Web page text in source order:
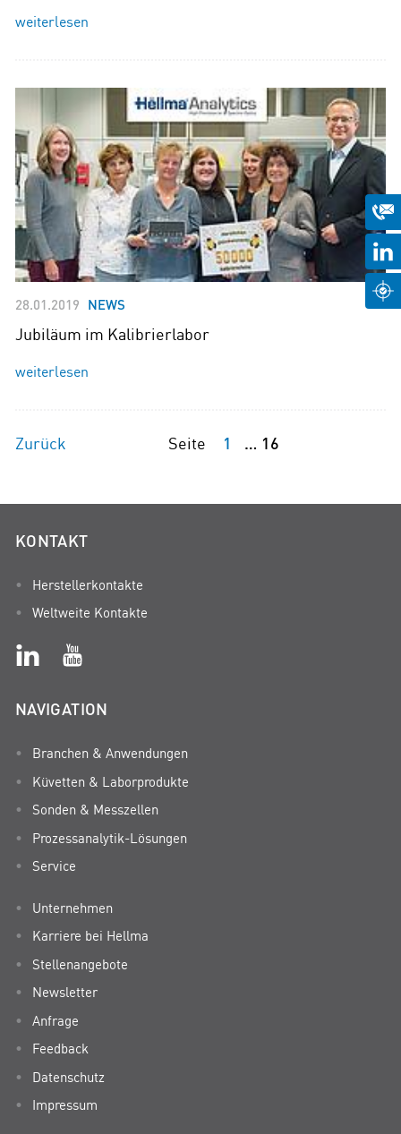
weiterlesen
28.01.2019 NEWS
Jubiläum im Kalibrierlabor
weiterlesen
Zurück Seite 1 16
KONTAKT
Herstellerkontakte
Weltweite Kontakte
NAVIGATION
Branchen & Anwendungen
Küvetten & Laborprodukte
Sonden & Messzellen
Prozessanalytik-Lösungen
Service
Unternehmen
Karriere bei Hellma
Stellenangebote
Newsletter
Anfrage
Feedback
Datenschutz
Impressum